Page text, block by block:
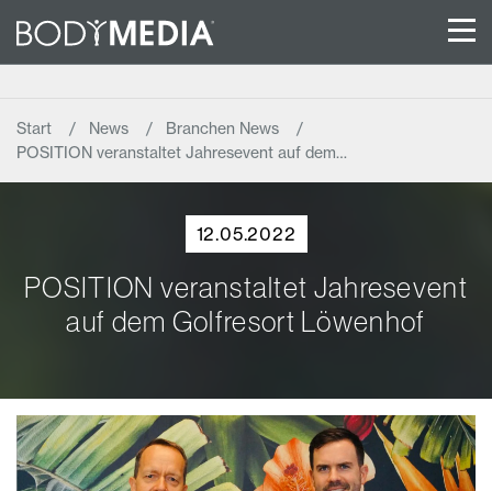
Start News
Branchen News
POSITION veranstaltet Jahresevent auf dem…
12.05.2022
POSITION veranstaltet Jahresevent
auf dem Golfresort Löwenhof